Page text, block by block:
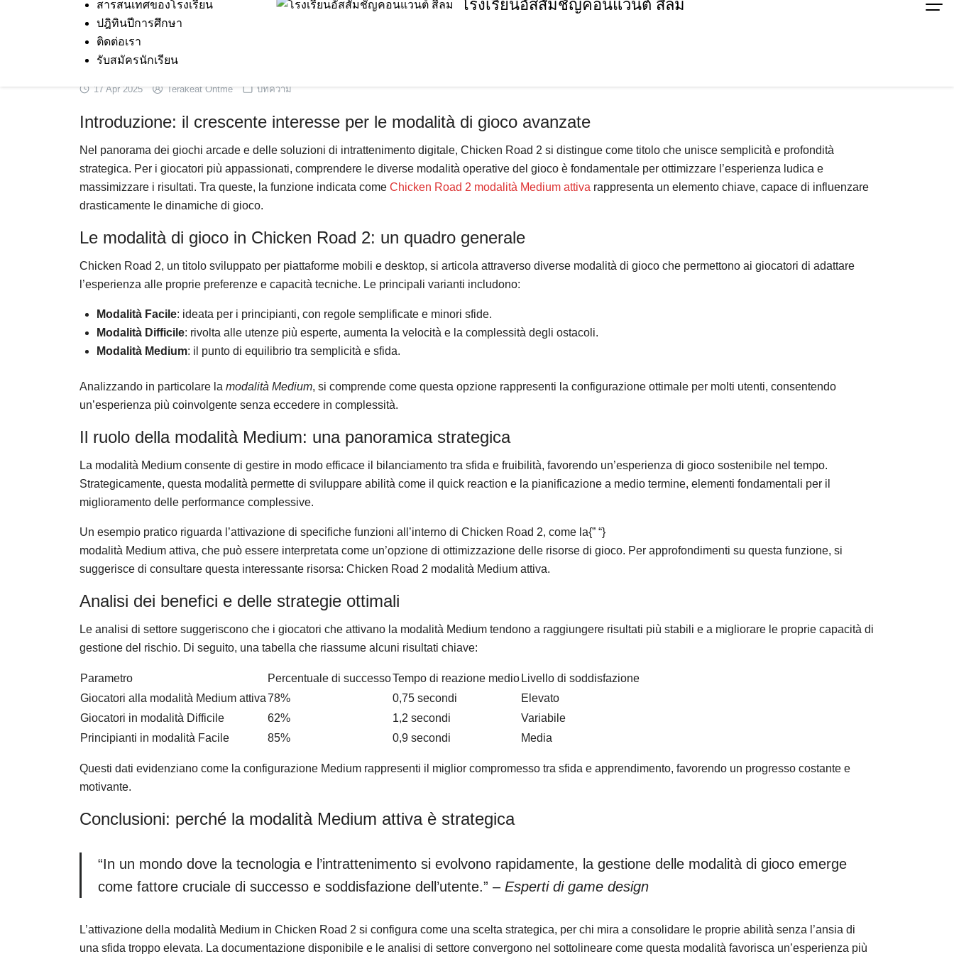
โรงเรียนอัสสัมชัญคอนแวนต์ สีลม
สารสนเทศของโรงเรียน
ปฎิทินปีการศึกษา
ติดต่อเรา
รับสมัครนักเรียน
for:
17 Apr 2025 Terakeat Ontme บทความ
Introduzione: il crescente interesse per le modalità di gioco avanzate
Nel panorama dei giochi arcade e delle soluzioni di intrattenimento digitale, Chicken Road 2 si distingue come titolo che unisce semplicità e profondità
strategica. Per i giocatori più appassionati, comprendere le diverse modalità operative del gioco è fondamentale per ottimizzare l’esperienza ludica e
massimizzare i risultati. Tra queste, la funzione indicata come Chicken Road 2 modalità Medium attiva rappresenta un elemento chiave, capace di influenzare
drasticamente le dinamiche di gioco.
Le modalità di gioco in Chicken Road 2: un quadro generale
Chicken Road 2, un titolo sviluppato per piattaforme mobili e desktop, si articola attraverso diverse modalità di gioco che permettono ai giocatori di adattare
l’esperienza alle proprie preferenze e capacità tecniche. Le principali varianti includono:
Modalità Facile: ideata per i principianti, con regole semplificate e minori sfide.
Modalità Difficile: rivolta alle utenze più esperte, aumenta la velocità e la complessità degli ostacoli.
Modalità Medium: il punto di equilibrio tra semplicità e sfida.
Analizzando in particolare la modalità Medium, si comprende come questa opzione rappresenti la configurazione ottimale per molti utenti, consentendo
un’esperienza più coinvolgente senza eccedere in complessità.
Il ruolo della modalità Medium: una panoramica strategica
La modalità Medium consente di gestire in modo efficace il bilanciamento tra sfida e fruibilità, favorendo un’esperienza di gioco sostenibile nel tempo.
Strategicamente, questa modalità permette di sviluppare abilità come il quick reaction e la pianificazione a medio termine, elementi fondamentali per il
miglioramento delle performance complessive.
Un esempio pratico riguarda l’attivazione di specifiche funzioni all’interno di Chicken Road 2, come la{” “}
modalità Medium attiva, che può essere interpretata come un’opzione di ottimizzazione delle risorse di gioco. Per approfondimenti su questa funzione, si
suggerisce di consultare questa interessante risorsa: Chicken Road 2 modalità Medium attiva.
Analisi dei benefici e delle strategie ottimali
Le analisi di settore suggeriscono che i giocatori che attivano la modalità Medium tendono a raggiungere risultati più stabili e a migliorare le proprie capacità di
gestione del rischio. Di seguito, una tabella che riassume alcuni risultati chiave:
Parametro Percentuale di successoTempo di reazione medio Livello di soddisfazione
Giocatori alla modalità Medium attiva78% 0,75 secondi
Elevato
Giocatori in modalità Difficile
62% 1,2 secondi
Variabile
Principianti in modalità Facile
85% 0,9 secondi Media
Questi dati evidenziano come la configurazione Medium rappresenti il miglior compromesso tra sfida e apprendimento, favorendo un progresso costante e
motivante.
Conclusioni: perché la modalità Medium attiva è strategica
“In un mondo dove la tecnologia e l’intrattenimento si evolvono rapidamente, la gestione delle modalità di gioco emerge
come fattore cruciale di successo e soddisfazione dell’utente.” – Esperti di game design
L’attivazione della modalità Medium in Chicken Road 2 si configura come una scelta strategica, per chi mira a consolidare le proprie abilità senza l’ansia di
una sfida troppo elevata. La documentazione disponibile e le analisi di settore convergono nel sottolineare come questa modalità favorisca un’esperienza più